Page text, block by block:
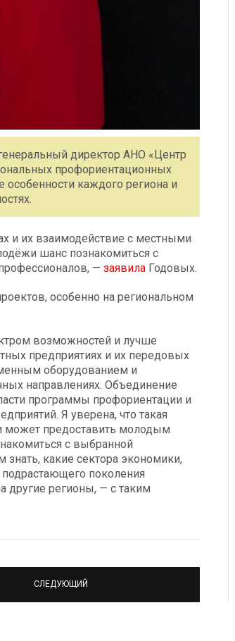
директор АНО «Центр
профориентационных
особенности каждого региона и
и их взаимодействие с местными
шанс познакомиться с
— заявила Годовых.
особенно на региональном
возможностей и лучше
предприятиях и их передовых
оборудованием и
направлениях. Объединение
программы профориентации и
Я уверена, что такая
может предоставить молодым
с выбранной
какие сектора экономики,
поколения
другие регионы, — с таким
СЛЕДУЮЩИЙ